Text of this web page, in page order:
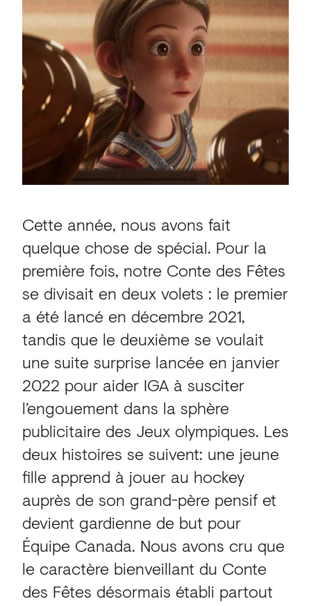
Cette année, nous avons fait
quelque chose de spécial. Pour la
première fois, notre Conte des Fêtes
se divisait en deux volets : le premier
a été lancé en décembre 2021,
tandis que le deuxième se voulait
une suite surprise lancée en janvier
2022 pour aider IGA à susciter
l’engouement dans la sphère
publicitaire des Jeux olympiques. Les
deux histoires se suivent: une jeune
fille apprend à jouer au hockey
auprès de son grand-père pensif et
devient gardienne de but pour
Équipe Canada. Nous avons cru que
le caractère bienveillant du Conte
des Fêtes désormais établi partout